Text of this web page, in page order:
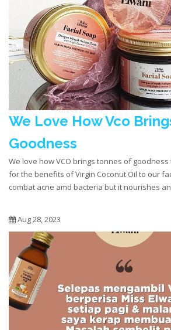
We Love How Vco
Goodness
We love how VCO brings tonnes of
for the benefits of Virgin Coconut Oil to our
combat acne amd bacteria but it nourishes
Aug 28, 2023